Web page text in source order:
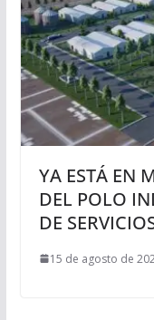
YA ESTÁ EN
DEL POLO
DE
15 de agosto de